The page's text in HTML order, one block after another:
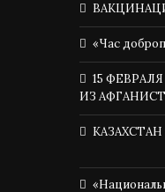
«Час
15
ИЗ